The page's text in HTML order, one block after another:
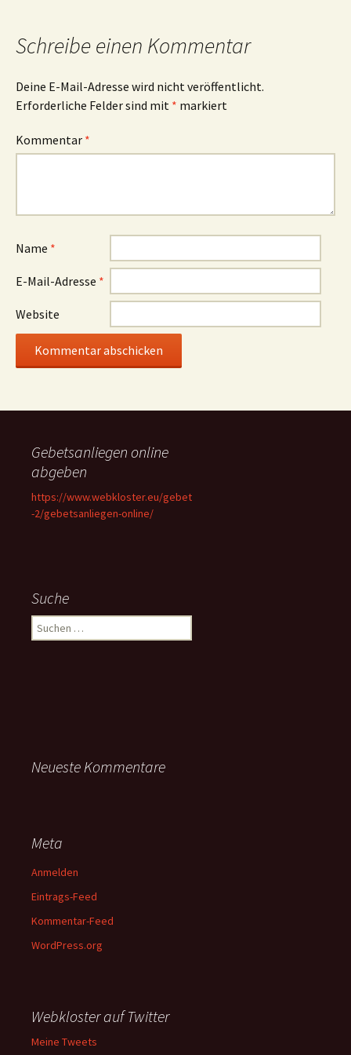
Schreibe einen Kommentar
Deine E-Mail-Adresse wird nicht veröffentlicht.
Erforderliche Felder sind mit * markiert
Kommentar *
Name *
E-Mail-Adresse *
Website
Gebetsanliegen online
abgeben
https://www.webkloster.eu/gebet
-2/gebetsanliegen-online/
Suche
Suchen
nach:
Neueste Kommentare
Meta
Anmelden
Eintrags-Feed
Kommentar-Feed
WordPress.org
Webkloster auf Twitter
Meine Tweets